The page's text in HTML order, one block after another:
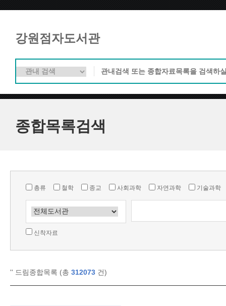
강원점자도서관
종합목록검색
총류 철학 종교 사회과학 자연과학 기술과학
신착자료
'' 드림종합목록 (총 312073 건)